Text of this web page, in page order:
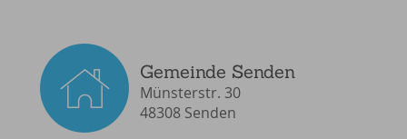
Gemeinde Senden
Münsterstr. 30
48308 Senden